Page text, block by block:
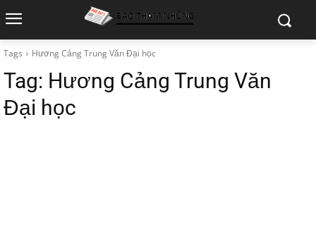
Tags Hương Cảng Trung Văn Đại học
Tag: Hương Cảng Trung Văn
Đại học